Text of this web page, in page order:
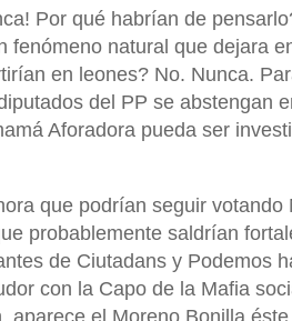
Por qué habrían de
fenómeno natural que dejara
en leones? No. Nunca.
del PP se abstengan
Aforadora pueda ser
que podrían seguir
probablemente saldrían
de Ciutadans y Podemos
con la Capo de la Mafia
aparece el Moreno Bonilla